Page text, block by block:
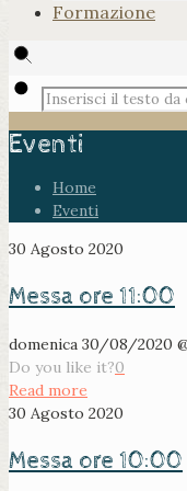
Formazione
Eventi
Home
Eventi
30 Agosto 2020
Messa ore 11:00
domenica 30/08/2020
Do you like it?0
Read more
30 Agosto 2020
Messa ore 10:00